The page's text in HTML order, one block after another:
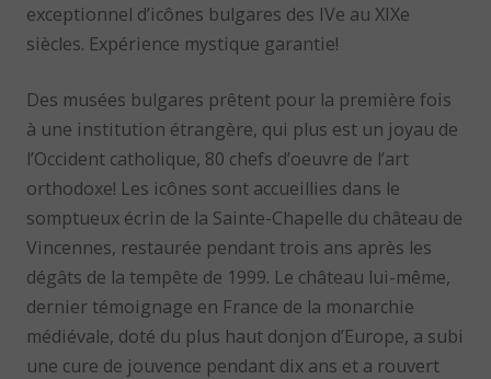
exceptionnel d’icônes bulgares des IVe au XIXe
siècles. Expérience mystique garantie!
Des musées bulgares prêtent pour la première fois
à une institution étrangère, qui plus est un joyau de
l’Occident catholique, 80 chefs d’oeuvre de l’art
orthodoxe! Les icônes sont accueillies dans le
somptueux écrin de la Sainte-Chapelle du château de
Vincennes, restaurée pendant trois ans après les
dégâts de la tempête de 1999. Le château lui-même,
dernier témoignage en France de la monarchie
médiévale, doté du plus haut donjon d’Europe, a subi
une cure de jouvence pendant dix ans et a rouvert